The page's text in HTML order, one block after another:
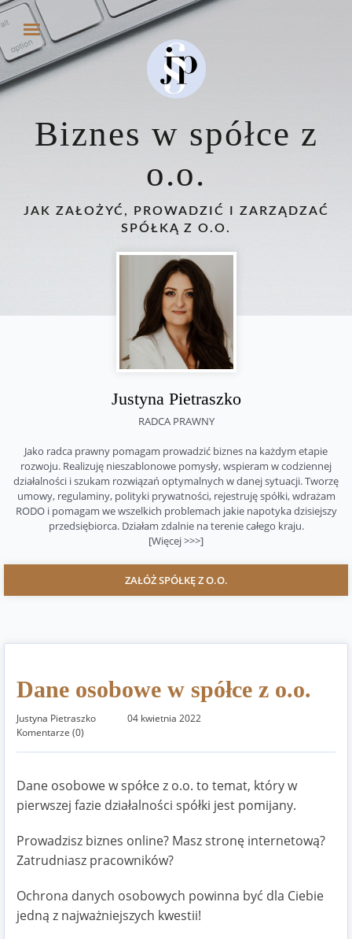
Biznes w spółce z
o.o.
JAK ZAŁOŻYĆ, PROWADZIĆ I ZARZĄDZAĆ
SPÓŁKĄ Z O.O.
Justyna Pietraszko
RADCA PRAWNY
Jako radca prawny pomagam prowadzić biznes na każdym etapie
rozwoju. Realizuję nieszablonowe pomysły, wspieram w codziennej
działalności i szukam rozwiązań optymalnych w danej sytuacji. Tworzę
umowy, regulaminy, polityki prywatności, rejestruję spółki, wdrażam
RODO i pomagam we wszelkich problemach jakie napotyka dzisiejszy
przedsiębiorca. Działam zdalnie na terenie całego kraju.
[Więcej >>>]
ZAŁÓŻ SPÓŁKĘ Z O.O.
Dane osobowe w spółce z o.o.
Justyna Pietraszko
04 kwietnia 2022
Komentarze (0)
Dane osobowe w spółce z o.o. to temat, który w
pierwszej fazie działalności spółki jest pomijany.
Prowadzisz biznes online? Masz stronę internetową?
Zatrudniasz pracowników?
Ochrona danych osobowych powinna być dla Ciebie
jedną z najważniejszych kwestii!